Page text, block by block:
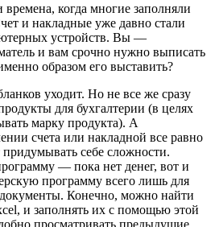
когда многие заполняли
и накладные уже давно стали
устройств. Вы —
и вам срочно нужно выписать
образом его выставить?
уходит. Но не все же сразу
для бухгалтерии (в целях
марку продукта). А
счета или накладной все равно
себе сложности.
— пока нет денег, вот и
программу всего лишь для
Конечно, можно найти
и заполнять их с помощью этой
просматривать предыдущие